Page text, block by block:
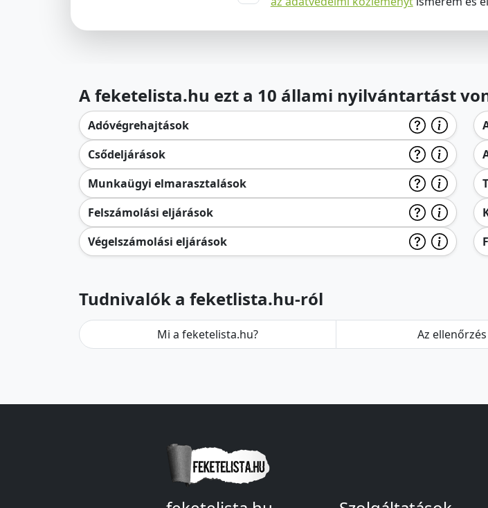
A feketelista.hu ezt a 10 állami nyilvántartást
Adóvégrehajtások
Csődeljárások
Munkaügyi elmarasztalások
Felszámolási eljárások
Végelszámolási eljárások
Tudnivalók a feketlista.hu-ról
Mi a feketelista.hu? Az